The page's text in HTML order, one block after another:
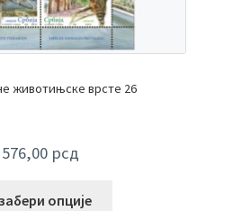
животињске врсте 26
576,00 рсд
опције